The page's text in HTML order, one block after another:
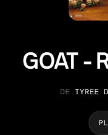
GOAT -
TYREE